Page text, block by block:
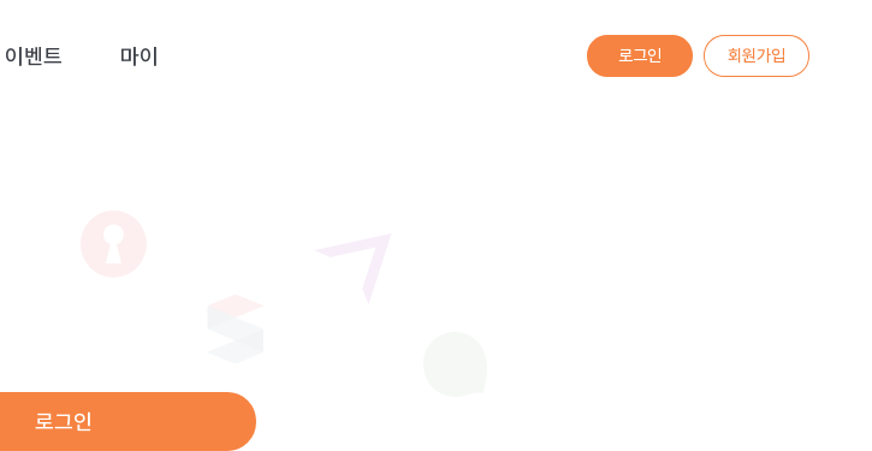
이벤트 마이 로그인 회원가입
로그인